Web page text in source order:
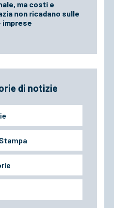
ma costi e
non ricadano sulle
imprese
di notizie